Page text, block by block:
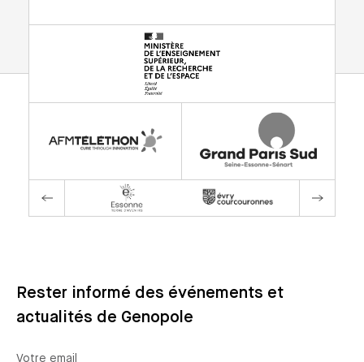
Rester informé des événements et
actualités de Genopole